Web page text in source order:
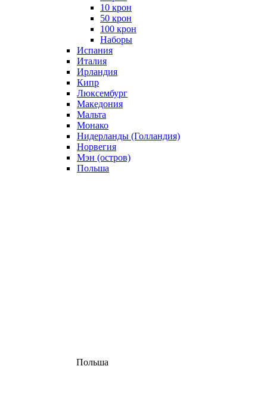
10 крон
50 крон
100 крон
Наборы
Испания
Италия
Ирландия
Кипр
Люксембург
Македония
Мальта
Монако
Нидерланды (Голландия)
Норвегия
Мэн (остров)
Польша
Польша